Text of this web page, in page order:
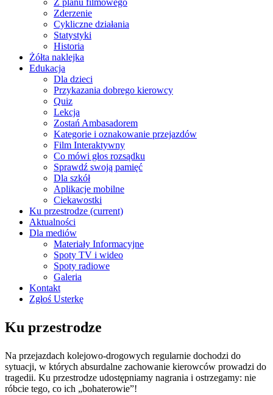
Z planu filmowego
Zderzenie
Cykliczne działania
Statystyki
Historia
Żółta naklejka
Edukacja
Dla dzieci
Przykazania dobrego kierowcy
Quiz
Lekcja
Zostań Ambasadorem
Kategorie i oznakowanie przejazdów
Film Interaktywny
Co mówi głos rozsądku
Sprawdź swoją pamięć
Dla szkół
Aplikacje mobilne
Ciekawostki
Ku przestrodze (current)
Aktualności
Dla mediów
Materiały Informacyjne
Spoty TV i wideo
Spoty radiowe
Galeria
Kontakt
Zgłoś Usterkę
Ku przestrodze
Na przejazdach kolejowo-drogowych regularnie dochodzi do
sytuacji, w których absurdalne zachowanie kierowców prowadzi do
tragedii. Ku przestrodze udostępniamy nagrania i ostrzegamy: nie
róbcie tego, co ich „bohaterowie”!